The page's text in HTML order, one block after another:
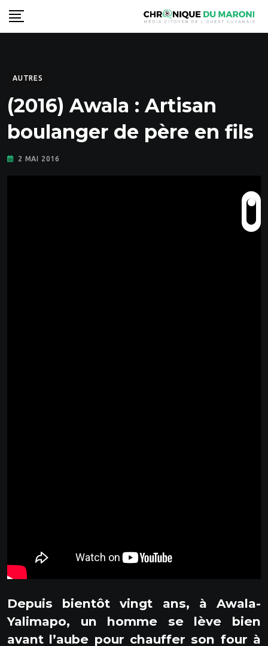
Skip
to
AUTRES
(2016) Awala : Artisan
boulanger de père en fils
2 MAI 2016
Depuis bientôt vingt ans, à Awala-
Yalimapo, un homme se lève bien
avant l’aube pour chauffer son four à